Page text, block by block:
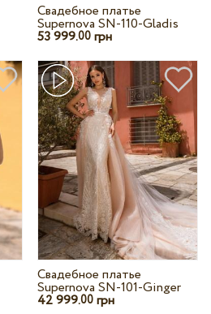
Свадебное платье
Supernova SN-110-Gladis
53 999.00 грн
Свадебное платье
Supernova SN-101-Ginger
42 999.00 грн